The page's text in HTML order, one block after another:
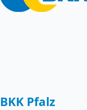
BKK Pfalz